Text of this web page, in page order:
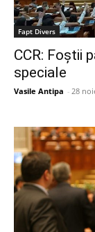
Fapt Divers
CCR: Foștii
speciale
Vasile Antipa - 28